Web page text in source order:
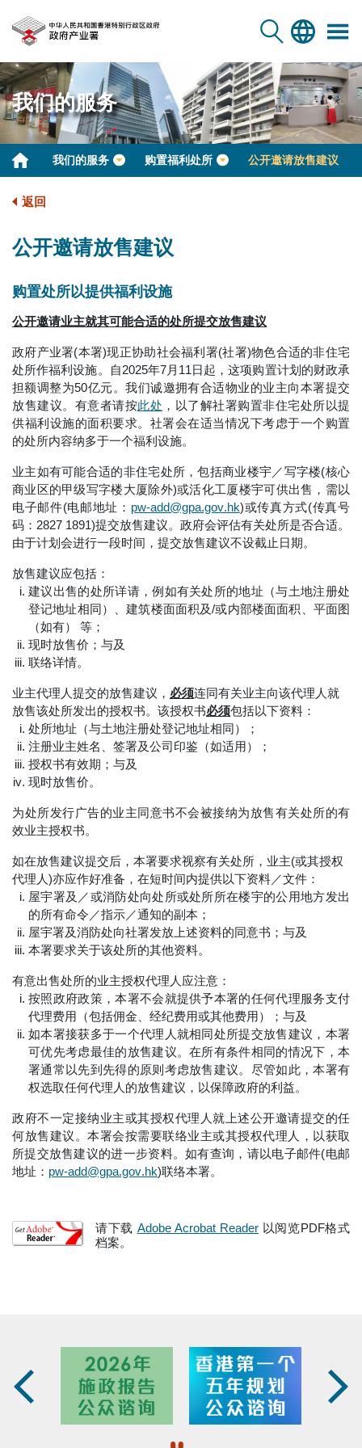
我们的服务
我们的服务 购置福利处所 公开邀请放售建议
返回
公开邀请放售建议
购置处所以提供福利设施
公开邀请业主就其可能合适的处所提交放售建议
政府产业署(本署)现正协助社会福利署(社署)物色合适的非住宅
处所作福利设施。自2025年7月11日起，这项购置计划的财政承
担额调整为50亿元。我们诚邀拥有合适物业的业主向本署提交
放售建议。有意者请按此处 ，以了解社署购置非住宅处所以提
供福利设施的面积要求。社署会在适当情况下考虑于一个购置
的处所内容纳多于一个福利设施。
业主如有可能合适的非住宅处所，包括商业楼宇／写字楼(核心
商业区的甲级写字楼大厦除外)或活化工厦楼宇可供出售，需以
电子邮件(电邮地址： pw-add@gpa.gov.hk)或传真方式(传真号
码：2827 1891)提交放售建议。政府会评估有关处所是否合适。
由于计划会进行一段时间，提交放售建议不设截止日期。
放售建议应包括：
建议出售的处所详请，例如有关处所的地址（与土地注册处
登记地址相同）、建筑楼面面积及/或内部楼面面积、平面图
（如有） 等；
现时放售价；与及
联络详情。
业主代理人提交的放售建议， 必须连同有关业主向该代理人就
放售该处所发出的授权书。该授权书必须包括以下资料：
处所地址（与土地注册处登记地址相同）；
注册业主姓名、签署及公司印鉴（如适用）；
授权书有效期；与及
现时放售价。
为处所发行广告的业主同意书不会被接纳为放售有关处所的有
效业主授权书。
如在放售建议提交后，本署要求视察有关处所，业主(或其授权
代理人)亦应作好准备，在短时间内提供以下资料／文件：
屋宇署及／或消防处向处所或处所所在楼宇的公用地方发出
的所有命令／指示／通知的副本；
屋宇署及消防处向社署发放上述资料的同意书；与及
本署要求关于该处所的其他资料。
有意出售处所的业主授权代理人应注意：
按照政府政策，本署不会就提供予本署的任何代理服务支付
代理费用（包括佣金、经纪费用或其他费用）；与及
如本署接获多于一个代理人就相同处所提交放售建议，本署
可优先考虑最佳的放售建议。在所有条件相同的情况下，本
署通常以先到先得的原则考虑放售建议。尽管如此，本署有
权选取任何代理人的放售建议，以保障政府的利益。
政府不一定接纳业主或其授权代理人就上述公开邀请提交的任
何放售建议。本署会按需要联络业主或其授权代理人，以获取
所提交放售建议的进一步资料。如有查询，请以电子邮件(电邮
地址： pw-add@gpa.gov.hk)联络本署。
请下载 Adobe Acrobat Reader 以阅览PDF格式
档案。